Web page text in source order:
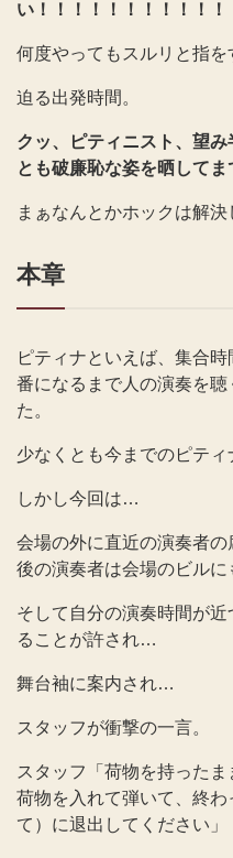
い！！！！！！！！！！！
何度やってもスルリと指を
迫る出発時間。
クッ、ピティニスト、望
とも破廉恥な姿を晒して
まぁなんとかホックは解決
本章
ピティナといえば、集合
番になるまで人の演奏を
た。
少なくとも今までのピティ
しかし今回は…
会場の外に直近の演奏者
後の演奏者は会場のビルに
そして自分の演奏時間が
ることが許され…
舞台袖に案内され…
スタッフが衝撃の一言。
スタッフ「荷物を持った
荷物を入れて弾いて、終
て）に退出してください」